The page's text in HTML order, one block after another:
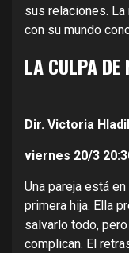
sus relaciones.
con su mundo
LA CULPA DE
Dir. Victoria
viernes 20/3
Una pareja está
primera hija. Ella
salvarlo todo,
complican. El